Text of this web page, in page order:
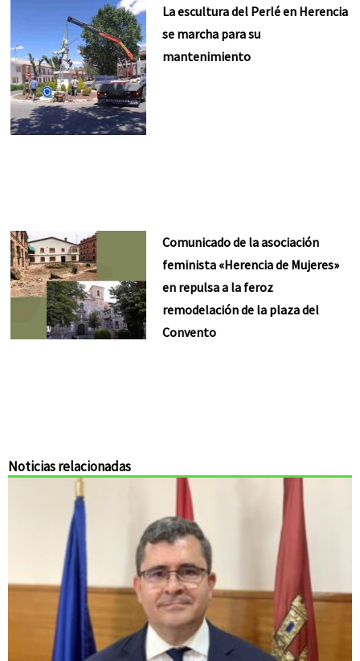
La escultura del Perlé en Herencia
se marcha para su
mantenimiento
Comunicado de la asociación
feminista «Herencia de Mujeres»
en repulsa a la feroz
remodelación de la plaza del
Convento
Noticias relacionadas